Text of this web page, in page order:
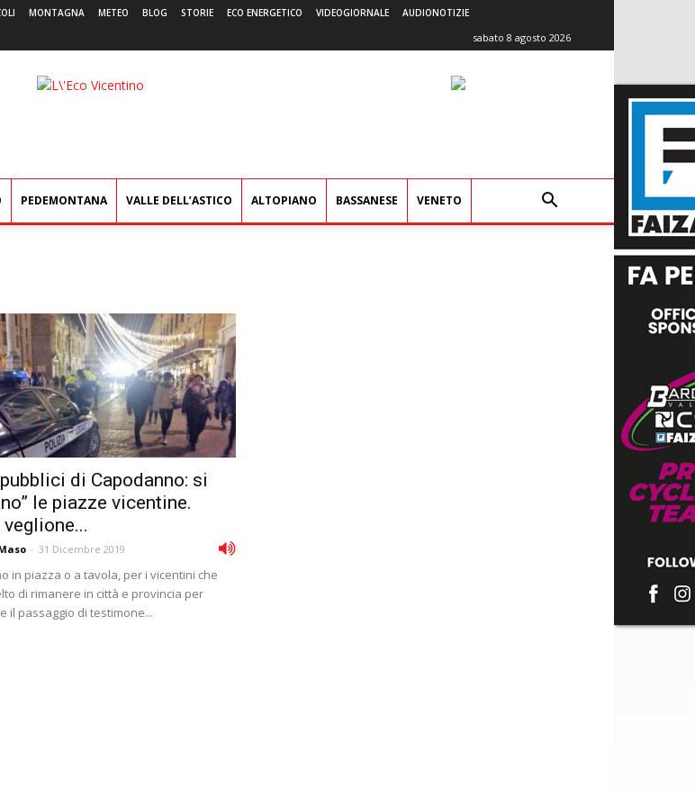
MONTAGNA METEO BLOG STORIE ECO ENERGETICO VIDEOGIORNALE AUDIONOTIZIE
sabato 8 agosto 2026
L'Eco
PEDEMONTANA VALLE DELL’ASTICO ALTOPIANO BASSANESE VENETO
di Capodanno: si
le piazze vicentine.
- 31 Dicembre 2019
in piazza o a tavola, per i vicentini che
di rimanere in città e provincia per
il passaggio di testimone...